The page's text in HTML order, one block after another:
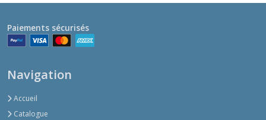
Paiements sécurisés
Navigation
Accueil
Catalogue